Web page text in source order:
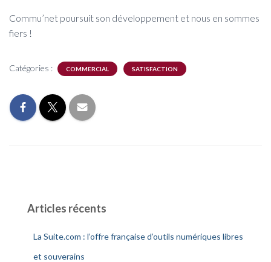
Commu’net poursuit son développement et nous en sommes
fiers !
Catégories : COMMERCIAL SATISFACTION
Articles récents
La Suite.com : l’offre française d’outils numériques libres
et souverains